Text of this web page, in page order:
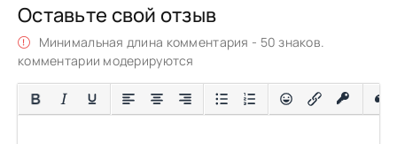
Оставьте свой отзыв
Минимальная длина комментария - 50 знаков.
комментарии модерируются